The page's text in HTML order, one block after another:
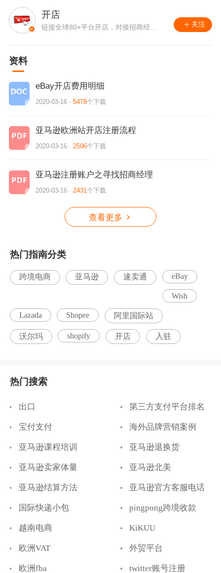
开店
链接全球80+平台开店，对接招商经
关注
资料
eBay开店费用明细
2020-03-16 · 5478个下载
亚马逊欧洲站开店注册流程
2020-03-16 · 2506个下载
亚马逊注册账户之寻找招商经理
2020-03-16 · 2431 个下载
查看更多
热门指南分类
跨境电商 亚马逊 速卖通 eBay
Wish
Lazada Shopee 阿里国际站
沃尔玛 shopify 开店 入驻
热门搜索
出口 第三方支付平台排名
宝付支付 海外品牌营销案例
亚马逊课程培训 亚马逊退换货
亚马逊卖家体量 亚马逊北美
亚马逊结算方法 亚马逊官方客服电话
国际快递小包 pingpong跨境收款
越南电商 KiKUU
欧洲VAT 外贸平台
欧洲fba twitter账号注册